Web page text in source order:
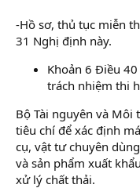
-Hồ sơ, thủ tục miễn
31 Nghị định này.
Khoản 6 Điều
trách nhiệm thi
Bộ Tài nguyên và
tiêu chí để xác định
cụ, vật tư chuyên
và sản phẩm xuất
xử lý chất thải.